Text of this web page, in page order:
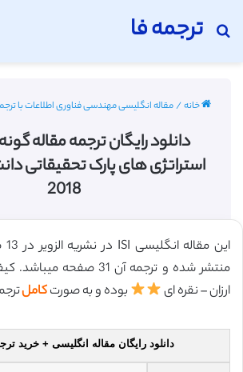
ترجمه فا
جستجو برای
خانه/مقاله انگلیسی مهندسی فناوری اطلاعات با ترجمه فارسی
دانلود رایگان ترجمه مقاله
استراتژی های پارک تحقیقاتی
2018
منتشر شده و ترجمه آن 31
ارزان – نقره ای
بوده و به صورتکامل
دانلود رایگان مقاله انگلیسی + خرید